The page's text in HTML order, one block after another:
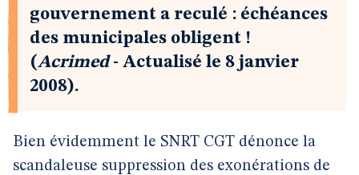
gouvernement a reculé : échéances
des municipales obligent !
(Acrimed- Actualisé le 8 janvier
2008).
Bien évidemment le SNRT CGT dénonce la
scandaleuse suppression des exonérations de